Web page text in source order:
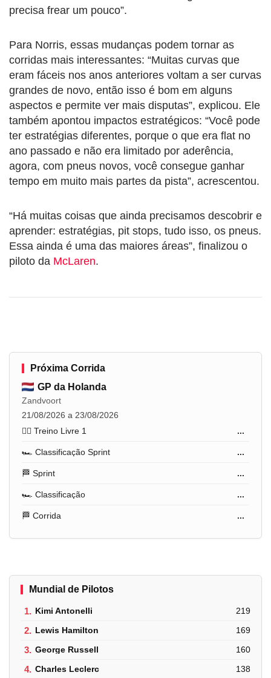
precisa frear um pouco”.
Para Norris, essas mudanças podem tornar as
corridas mais interessantes: “Muitas curvas que
eram fáceis nos anos anteriores voltam a ser curvas
grandes de novo, então isso é bom em alguns
aspectos e permite ver mais disputas”, explicou. Ele
também apontou impactos estratégicos: “Você pode
ter estratégias diferentes, porque o que era flat no
ano passado e não era limitado por aderência,
agora, com pneus novos, você consegue ganhar
tempo em muito mais partes da pista”, acrescentou.
“Há muitas coisas que ainda precisamos descobrir e
aprender: estratégias, pit stops, tudo isso, os pneus.
Essa ainda é uma das maiores áreas”, finalizou o
piloto da McLaren.
Próxima Corrida
GP da Holanda
Zandvoort
21/08/2026 a 23/08/2026
🏋️‍♂️ Treino Livre 1
...
🏎️ Classificação Sprint ...
🏁 Sprint ...
🏎️ Classificação ...
🏁 Corrida ...
Mundial de Pilotos
1. Kimi Antonelli 219
2. Lewis Hamilton 169
3. George Russell 160
4. Charles Leclerc 138